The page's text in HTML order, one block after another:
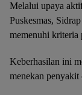
Melalui upaya
Puskesmas,
memenuhi kriteria
Keberhasilan ini
menekan penyakit